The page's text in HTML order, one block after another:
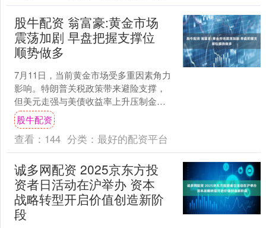
股牛配资 翁富豪:黄金市场
震荡加剧 早盘把握支撑位
顺势做多
7月11日，当前黄金市场受多重因素角力
影响。特朗普关税政策带来避险支撑，
但美元走强与美债收益率上升压制金价
涨幅。美国劳动力市场释放矛盾信号，
叠加美联储对降息持谨....
股牛配资
查看： 144 分类： 最好的配资平台
诚多网配资 2025京东方投
资者日活动在沪举办 资本
战略转型开启价值创造新阶
段